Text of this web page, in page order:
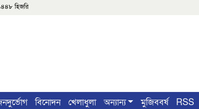
হিজরি
বিনোদন খেলাধুলা অন্যান্য মুজিববর্ষ RSS